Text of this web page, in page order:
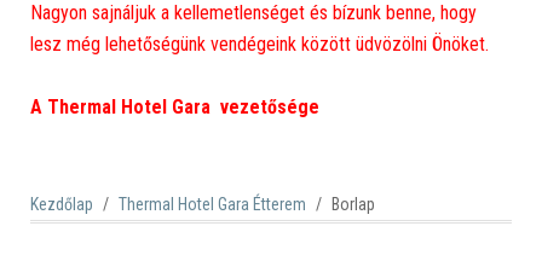
Nagyon sajnáljuk a kellemetlenséget és bízunk benne, hogy
lesz még lehetőségünk vendégeink között üdvözölni Önöket.
A Thermal Hotel Gara vezetősége
Kezdőlap Thermal Hotel Gara Étterem Borlap